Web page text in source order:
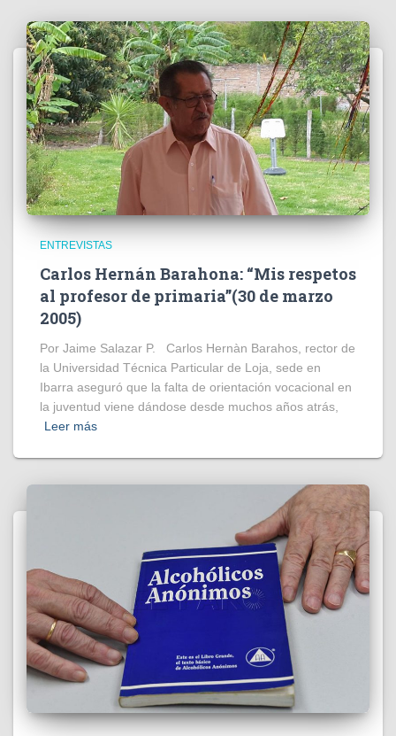
ENTREVISTAS
Carlos Hernán Barahona: “Mis respetos
al profesor de primaria”(30 de marzo
2005)
Por Jaime Salazar P. Carlos Hernàn Barahos, rector de
la Universidad Técnica Particular de Loja, sede en
Ibarra aseguró que la falta de orientación vocacional en
la juventud viene dándose desde muchos años atrás,
Leer más